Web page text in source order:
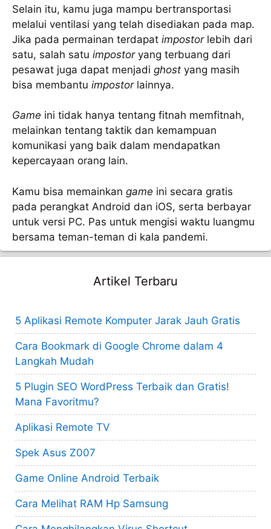
Selain itu, kamu juga mampu bertransportasi
melalui ventilasi yang telah disediakan pada map.
Jika pada permainan terdapat impostorlebih dari
satu, salah satu impostoryang terbuang dari
pesawat juga dapat menjadi ghost yang masih
bisa membantu impostorlainnya.
Game ini tidak hanya tentang fitnah memfitnah,
melainkan tentang taktik dan kemampuan
komunikasi yang baik dalam mendapatkan
kepercayaan orang lain.
Kamu bisa memainkan game ini secara gratis
pada perangkat Android dan iOS, serta berbayar
untuk versi PC. Pas untuk mengisi waktu luangmu
bersama teman-teman di kala pandemi.
Artikel Terbaru
5 Aplikasi Remote Komputer Jarak Jauh Gratis
Cara Bookmark di Google Chrome dalam 4
Langkah Mudah
5 Plugin SEO WordPress Terbaik dan Gratis!
Mana Favoritmu?
Aplikasi Remote TV
Spek Asus Z007
Game Online Android Terbaik
Cara Melihat RAM Hp Samsung